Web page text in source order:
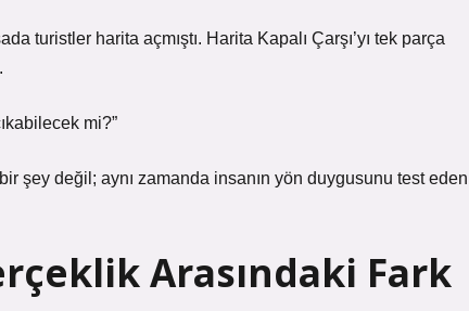
turistler harita açmıştı. Harita Kapalı Çarşı’yı tek parça
mi?”
şey değil; aynı zamanda insanın yön duygusunu test eden
Arasındaki Fark